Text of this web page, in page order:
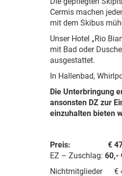
Cermis machen
mit dem Skibus
Unser Hotel „Rio
mit Bad oder
ausgestattet.
In Hallenbad,
Die Unterbringung
ansonsten DZ zur
einzuhalten bieten
Preis:
€
EZ – Zuschlag: 60,-
Nichtmitglieder €